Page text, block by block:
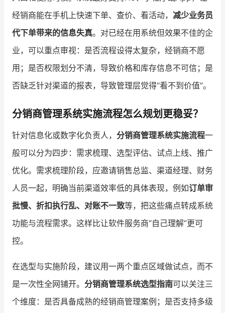
经销商能在手机上快速下单、查价、看活动， 减少业务员
代下单带来的信息失真。对已经在用系统但效果不佳的企
业，可以重点审视：是否流程设得太复杂，经销商不愿
用；是否权限划分不清，导致价格和库存信息不可信；是
否缺乏针对渠道的报表，导致管理层觉得“看不到价值”。
分销商管理系统实施流程怎么规划更稳妥？
针对信息化或数字化负责人， 分销商管理系统实施流程一
般可以分为四步：需求梳理、选型评估、试点上线、推广
优化。需求梳理阶段，应邀请销售总监、渠道经理、财务
人员一起，明确当前渠道效率低的具体表现，例如订单审
批慢、折扣执行乱、对账不一致等，把这些痛点转成系统
功能与流程需求。这样比让软件服务商“自己理解”更可
控。
在选型与实施阶段，建议用一两个重点区域做试点，而不
是一次性全网铺开。 分销商管理系统选型指南可以关注三
个维度：是否具备成熟的经销商管理案例；是否支持多级